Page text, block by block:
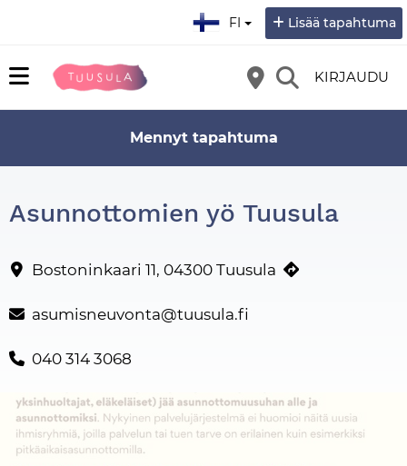
FI Lisää tapahtuma
KIRJAUDU
Mennyt tapahtuma
Asunnottomien yö Tuusula
Asunnottomien yö Tuusulassa Mutterimajalla ! YK:n
Yhteystiedot
Bostoninkaari 11, 04300 Tuusula
asumisneuvonta@tuusula.fi
040 314 3068